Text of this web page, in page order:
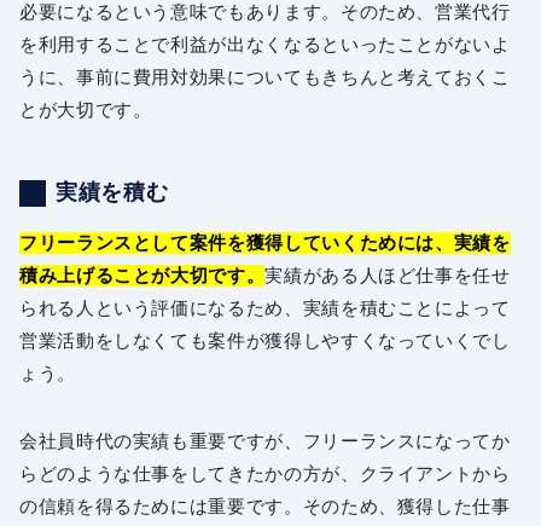
必要になるという意味でもあります。そのため、営業代行
を利用することで利益が出なくなるといったことがないよ
うに、事前に費用対効果についてもきちんと考えておくこ
とが大切です。
実績を積む
フリーランスとして案件を獲得していくためには、実績を
積み上げることが大切です。実績がある人ほど仕事を任せ
られる人という評価になるため、実績を積むことによって
営業活動をしなくても案件が獲得しやすくなっていくでし
ょう。
会社員時代の実績も重要ですが、フリーランスになってか
らどのような仕事をしてきたかの方が、クライアントから
の信頼を得るためには重要です。そのため、獲得した仕事